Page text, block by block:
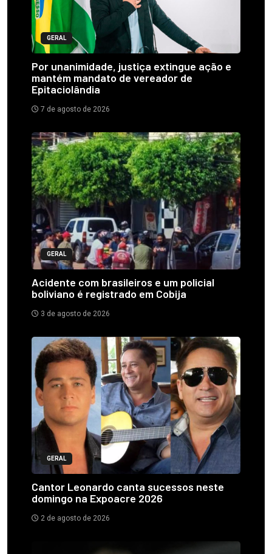
GERAL
Por unanimidade, justiça extingue ação e
mantém mandato de vereador de
Epitaciolândia
7 de agosto de 2026
GERAL
Acidente com brasileiros e um policial
boliviano é registrado em Cobija
3 de agosto de 2026
GERAL
Cantor Leonardo canta sucessos neste
domingo na Expoacre 2026
2 de agosto de 2026